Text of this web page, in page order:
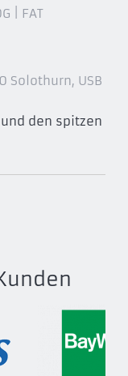
| FAT
Solothurn, USB
den spitzen